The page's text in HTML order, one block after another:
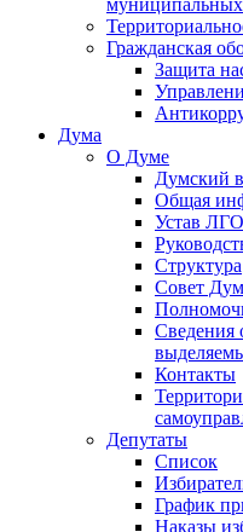
Гражданская
Защита
Дума
О Думе
Думский
Общая
Устав ЛГО
Структура
Совет
Сведения
Контакты
Депутаты
Список
График
Наказы